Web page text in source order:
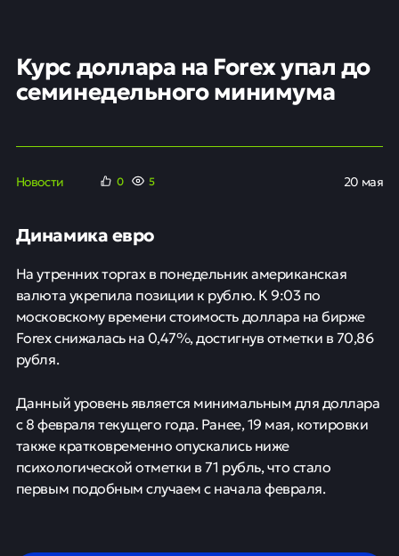
Курс доллара на Forex упал до
семинедельного минимума
Новости 0 6 20 мая
Динамика евро
На утренних торгах в понедельник американская
валюта укрепила позиции к рублю. К 9:03 по
московскому времени стоимость доллара на бирже
Forex снижалась на 0,47%, достигнув отметки в 70,86
рубля.
Данный уровень является минимальным для доллара
с 8 февраля текущего года. Ранее, 19 мая, котировки
также кратковременно опускались ниже
психологической отметки в 71 рубль, что стало
первым подобным случаем с начала февраля.